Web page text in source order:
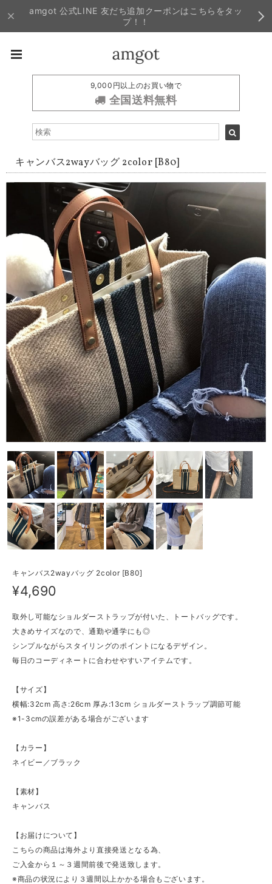
amgot 公式LINE 友だち追加クーポンはこちらをタッ
プ！！
9,000円以上のお買い物で
全国送料無料
キャンバス2wayバッグ 2color [B80]
キャンバス2wayバッグ 2color [B80]
¥4,690
取外し可能なショルダーストラップが付いた、トートバッグです。
大きめサイズなので、通勤や通学にも◎
シンプルながらスタイリングのポイントになるデザイン。
毎日のコーディネートに合わせやすいアイテムです。
【サイズ】
横幅:32cm 高さ:26cm 厚み:13cm ショルダーストラップ調節可能
※1-3cmの誤差がある場合がございます
【カラー】
ネイビー／ブラック
【素材】
キャンバス
【お届けについて】
こちらの商品は海外より直接発送となる為、
ご入金から１～３週間前後で発送致します。
※商品の状況により３週間以上かかる場合もございます。